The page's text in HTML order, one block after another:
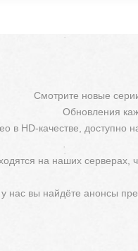
Смотрите новые
Обновления
в HD-качестве, доступно
на наших серверах,
нас вы найдёте анонсы